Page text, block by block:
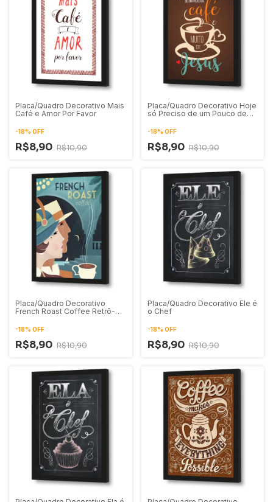
Placa/Quadro Decorativo Mais
Café e Amor Por Favor
-18% OFF
R$8,90 R$10,90
Placa/Quadro Decorativo Hoje
só Preciso de um Pouco de
-18% OFF
R$8,90 R$10,90
Placa/Quadro Decorativo
French Roast Coffee Retrô-
-18% OFF
R$8,90 R$10,90
Placa/Quadro Decorativo Ele é
o Chef
-18% OFF
R$8,90 R$10,90